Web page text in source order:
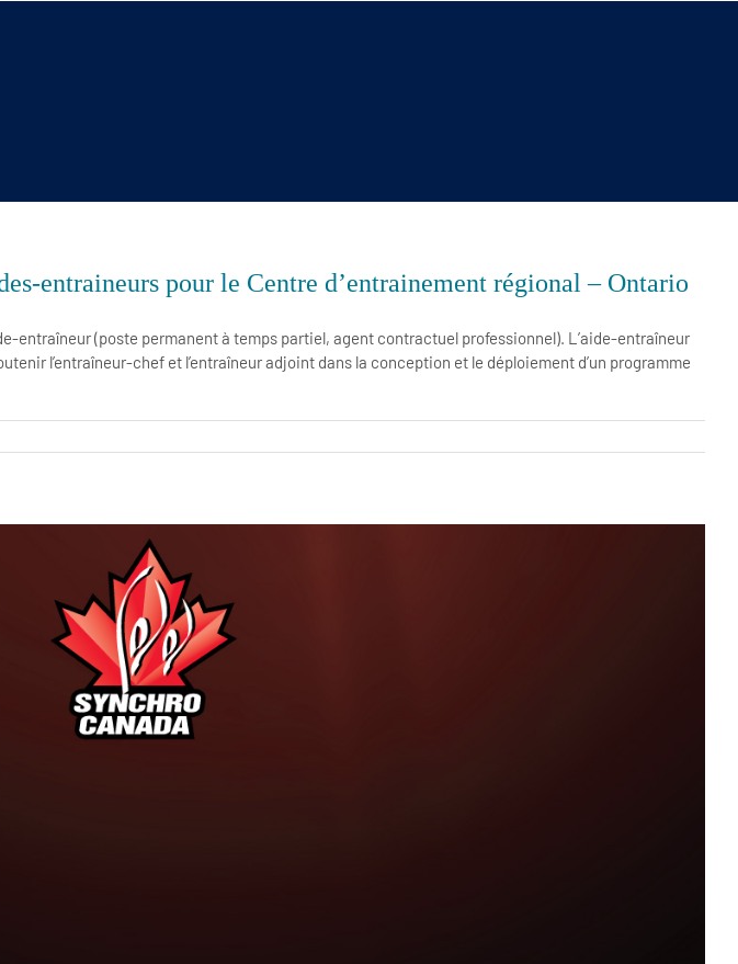
entraineurs pour le Centre d’entrainement régional – Ontario
entraîneur (poste permanent à temps partiel, agent contractuel professionnel). L’aide-entraîneur
l’entraîneur-chef et l’entraîneur adjoint dans la conception et le déploiement d’un programme